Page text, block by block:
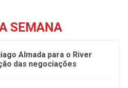
SEMANA
Almada para o River
das negociações